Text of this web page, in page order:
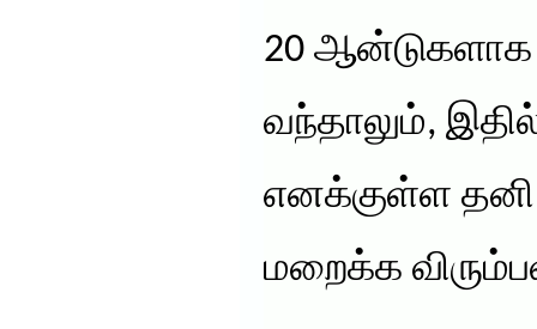
20 ஆன்டுகளாக
வந்தாலும்,
எனக்குள்ள தனி
மறைக்க